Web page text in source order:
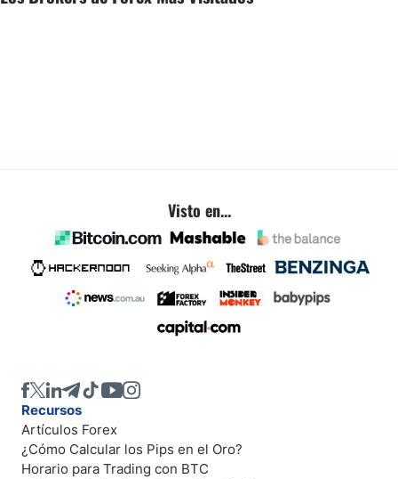
Visto en...
Recursos
Artículos Forex
¿Cómo Calcular los Pips en el Oro?
Horario para Trading con BTC